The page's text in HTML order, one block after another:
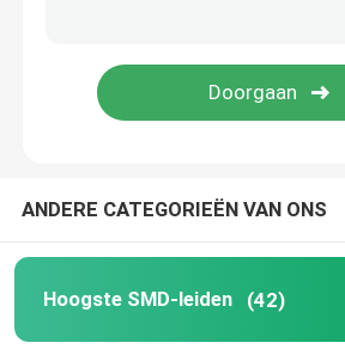
LEIDENE van IRL Spaander
Binnenleiden groeien Licht
ANDERE CATEGORIEËN VAN ONS
Hoogste SMD-leiden (42)